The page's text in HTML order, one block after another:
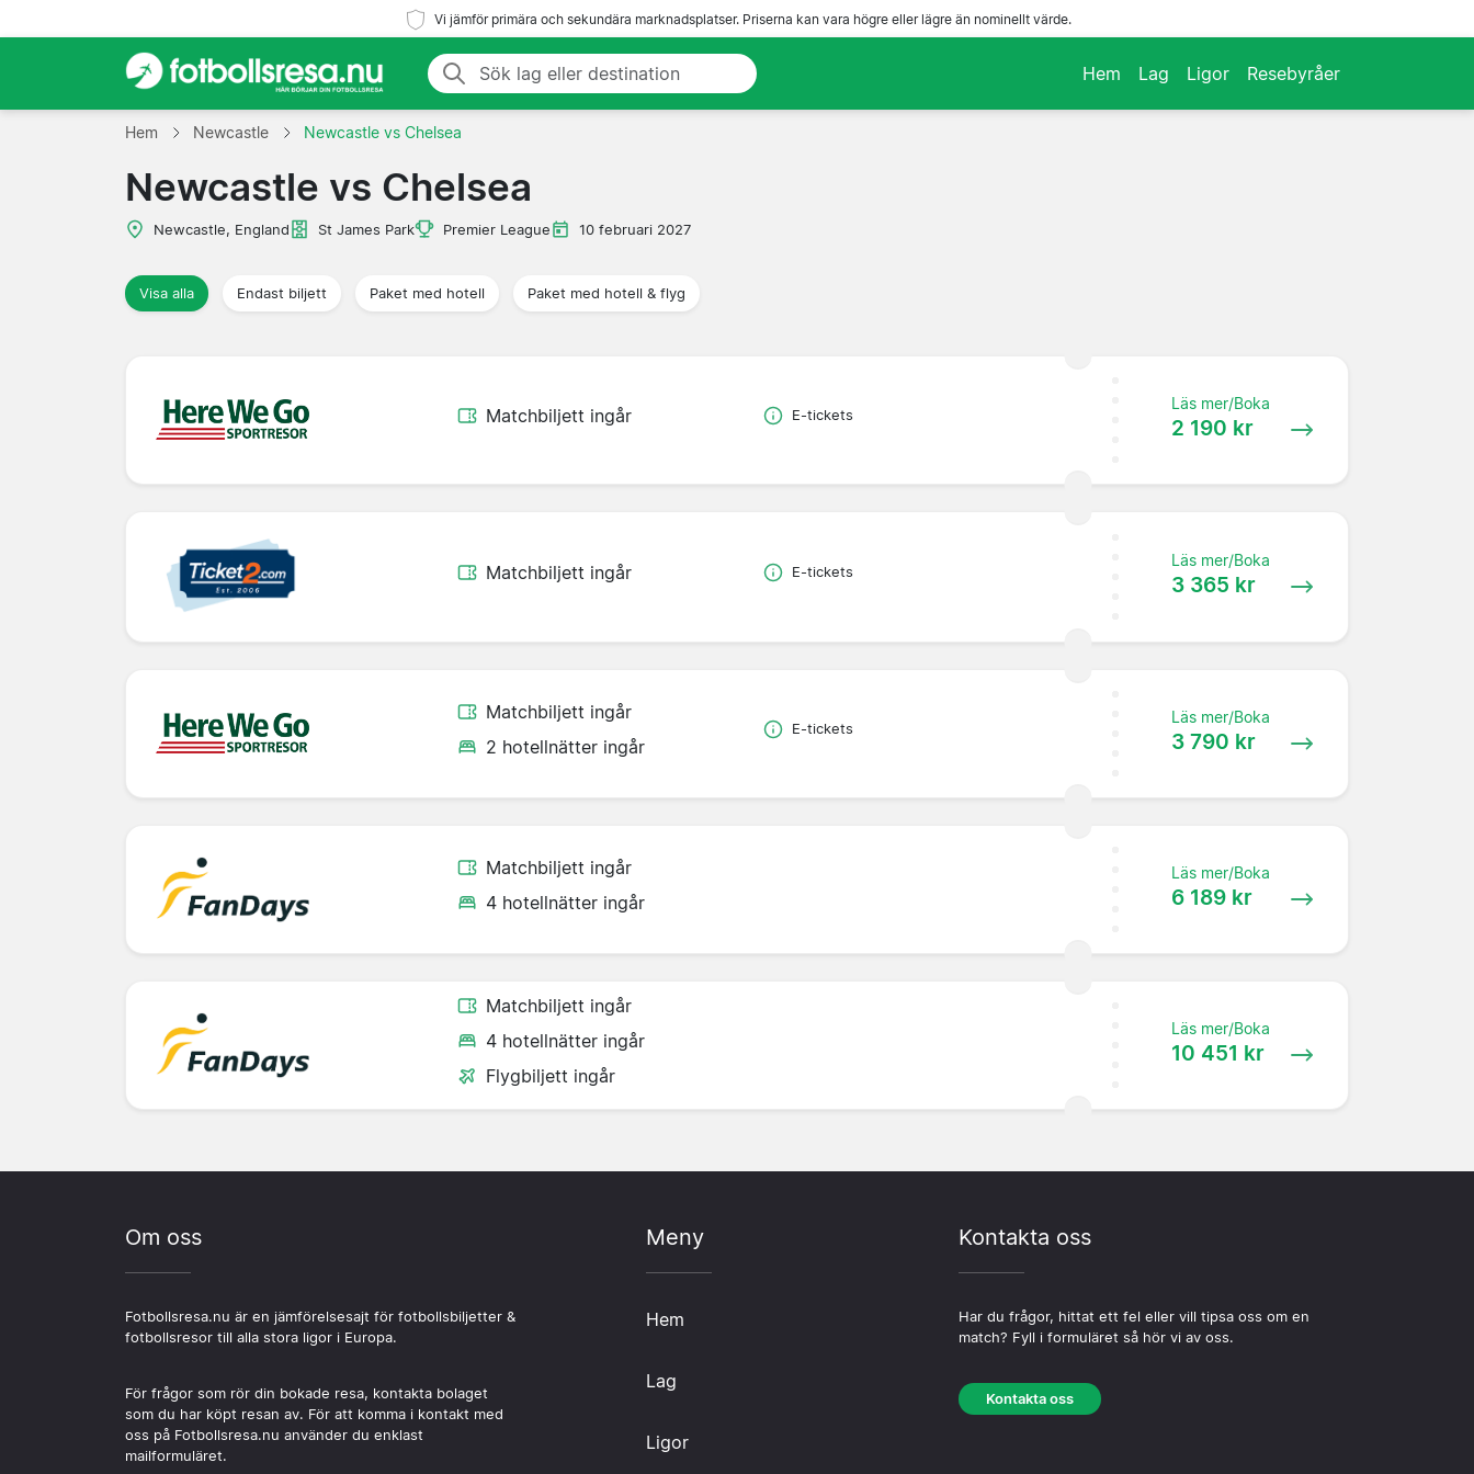
Vi jämför primära och sekundära marknadsplatser. Priserna kan vara högre eller lägre än nominellt värde.
Hem Lag Ligor Resebyråer
Hem Newcastle Newcastle vs Chelsea
Newcastle vs Chelsea
Newcastle, England St James Park Premier League 10 februari 2027
Visa alla Endast biljett Paket med hotell Paket med hotell & flyg
Matchbiljett ingår E-tickets
Läs mer/Boka
2 190 kr
Matchbiljett ingår E-tickets
Läs mer/Boka
3 365 kr
Matchbiljett ingår
2 hotellnätter ingår
E-tickets
Läs mer/Boka
3 790 kr
Matchbiljett ingår
4 hotellnätter ingår
Läs mer/Boka
6 189 kr
Matchbiljett ingår
4 hotellnätter ingår
Flygbiljett ingår
Läs mer/Boka
10 451 kr
Om oss
Fotbollsresa.nu är en jämförelsesajt för fotbollsbiljetter &
fotbollsresor till alla stora ligor i Europa.
För frågor som rör din bokade resa, kontakta bolaget
som du har köpt resan av. För att komma i kontakt med
oss på Fotbollsresa.nu använder du enklast
mailformuläret.
Meny
Hem
Lag
Ligor
Kontakta oss
Har du frågor, hittat ett fel eller vill tipsa oss om en
match? Fyll i formuläret så hör vi av oss.
Kontakta oss